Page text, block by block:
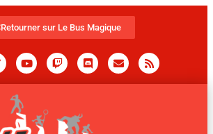
Retourner sur Le Bus Magique